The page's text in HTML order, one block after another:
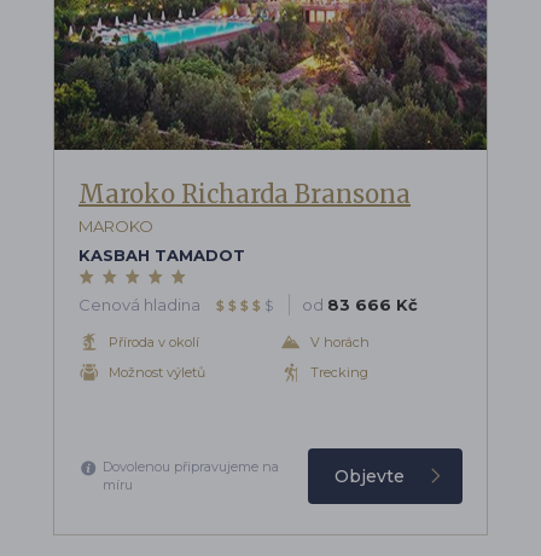
Maroko Richarda Bransona
MAROKO
KASBAH TAMADOT
Cenová hladina $ $ $ $ $ od 83 666 Kč
Příroda v okolí
Možnost výletů
V horách
Trecking
Dovolenou připravujeme na
míru
Objevte